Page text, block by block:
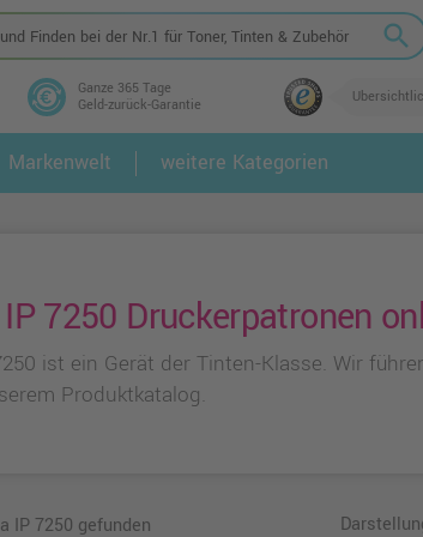
search
Ganze 365 Tage
Geld-zurück-Garantie
2.
Markenwelt weitere Kategorien
7250 Druckerpatronen
ist ein Gerät der Tinten-Klasse. Wir
Produktkatalog.
IP 7250 gefunden